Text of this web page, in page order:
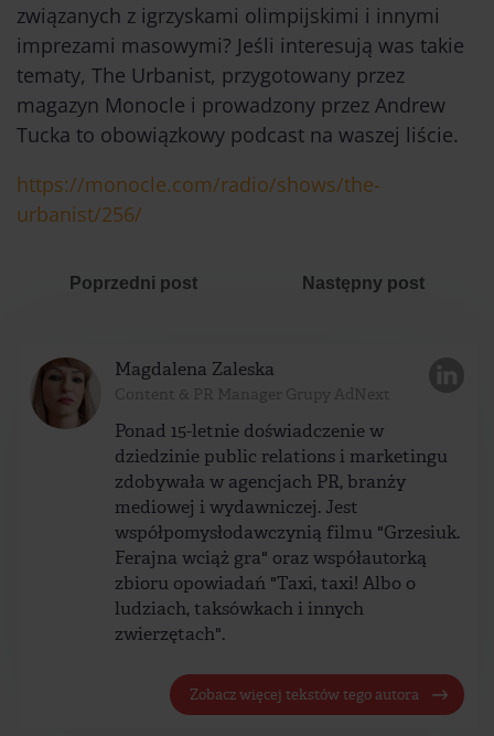
związanych z igrzyskami olimpijskimi i innymi
imprezami masowymi? Jeśli interesują was takie
tematy, The Urbanist, przygotowany przez
magazyn Monocle i prowadzony przez Andrew
Tucka to obowiązkowy podcast na waszej liście.
https://monocle.com/radio/shows/the-
urbanist/256/
Poprzedni post Następny post
Magdalena Zaleska
Ponad 15-letnie doświadczenie w
dziedzinie public relations i marketingu
zdobywała w agencjach PR, branży
mediowej i wydawniczej. Jest
współpomysłodawczynią filmu "Grzesiuk.
Ferajna wciąż gra" oraz współautorką
zbioru opowiadań "Taxi, taxi! Albo o
ludziach, taksówkach i innych
zwierzętach".
Zobacz więcej tekstów tego autora